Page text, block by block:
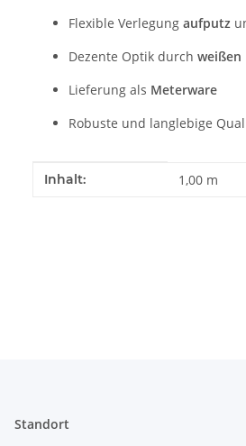
Flexible Verlegung aufputz
Dezente Optik durch weißen
Lieferung als Meterware
Robuste und langlebige
Produkteigenschaft
Wert
Inhalt: 1,00 m
Standort